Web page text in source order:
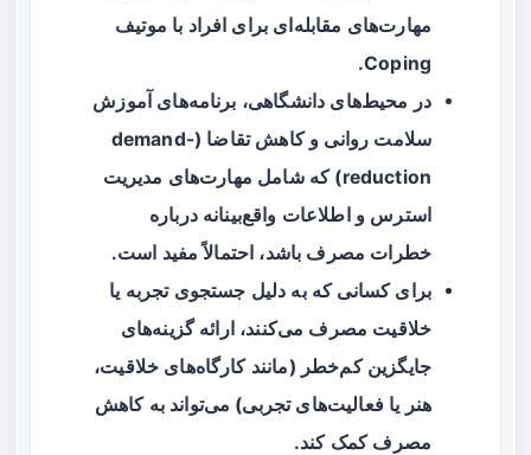
مهارت‌های مقابله‌ای برای افراد با موتیف
Coping.
در محیط‌های دانشگاهی، برنامه‌های آموزش
سلامت روانی و کاهش تقاضا (demand-
reduction) که شامل مهارت‌های مدیریت
استرس و اطلاعات واقع‌بینانه درباره
خطرات مصرف باشد، احتمالاً مفید است.
برای کسانی که به دلیل جستجوی تجربه یا
خلاقیت مصرف می‌کنند، ارائه گزینه‌های
جایگزین کم‌خطر (مانند کارگاه‌های خلاقیت،
هنر یا فعالیت‌های تجربی) می‌تواند به کاهش
مصرف کمک کند.